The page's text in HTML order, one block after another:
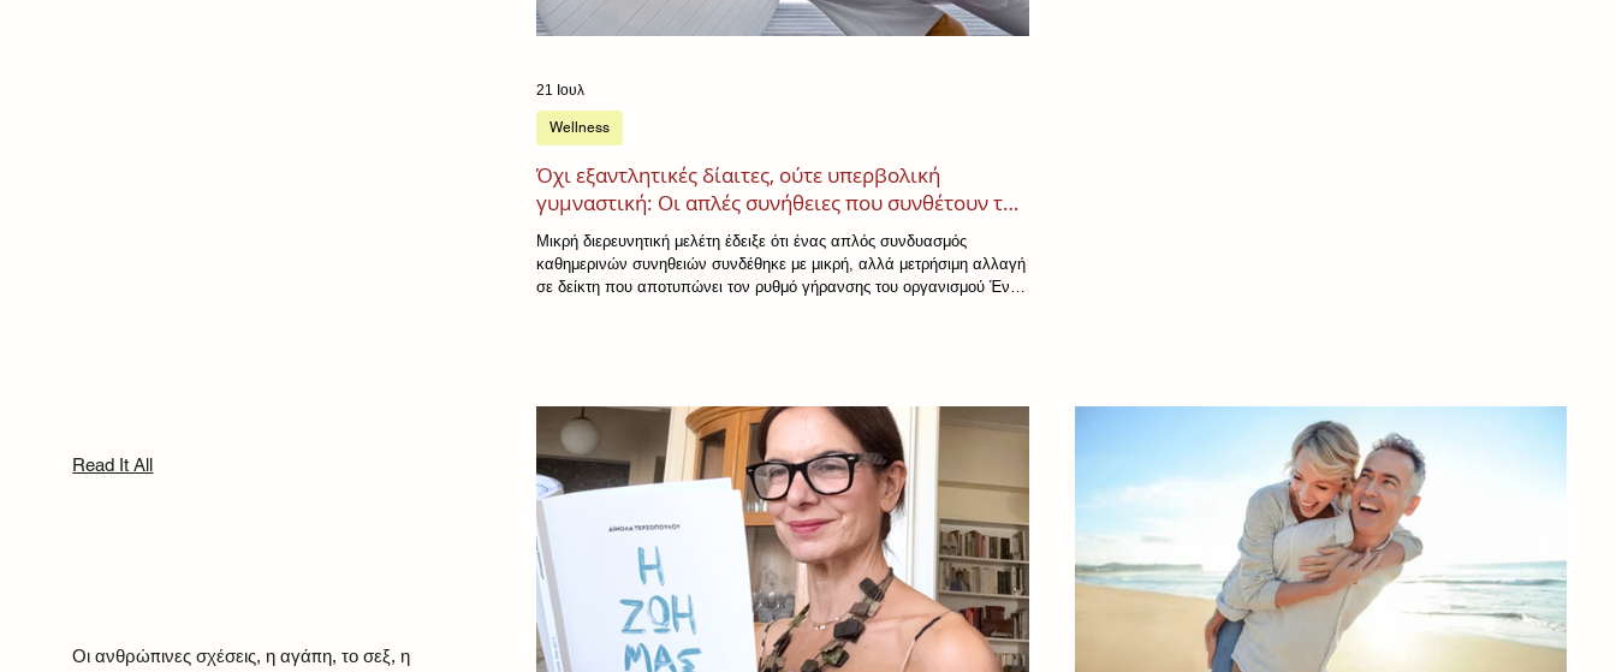
Όχι εξαντλητικές δίαιτες, ούτε υπερβολική
γυμναστική: Οι απλές συνήθειες που συνθέτουν το
τρίπτυχο της αντιγήρανσης
Μικρή διερευνητική μελέτη έδειξε ότι ένας απλός συνδυασμός
καθημερινών συνηθειών συνδέθηκε με μικρή, αλλά μετρήσιμη αλλαγή
σε δείκτη που αποτυπώνει τον ρυθμό γήρανσης του οργανισμού Ένα
Wellness
21 Ιουλ
Read It All
Οι ανθρώπινες σχέσεις, η αγάπη, το σεξ, η